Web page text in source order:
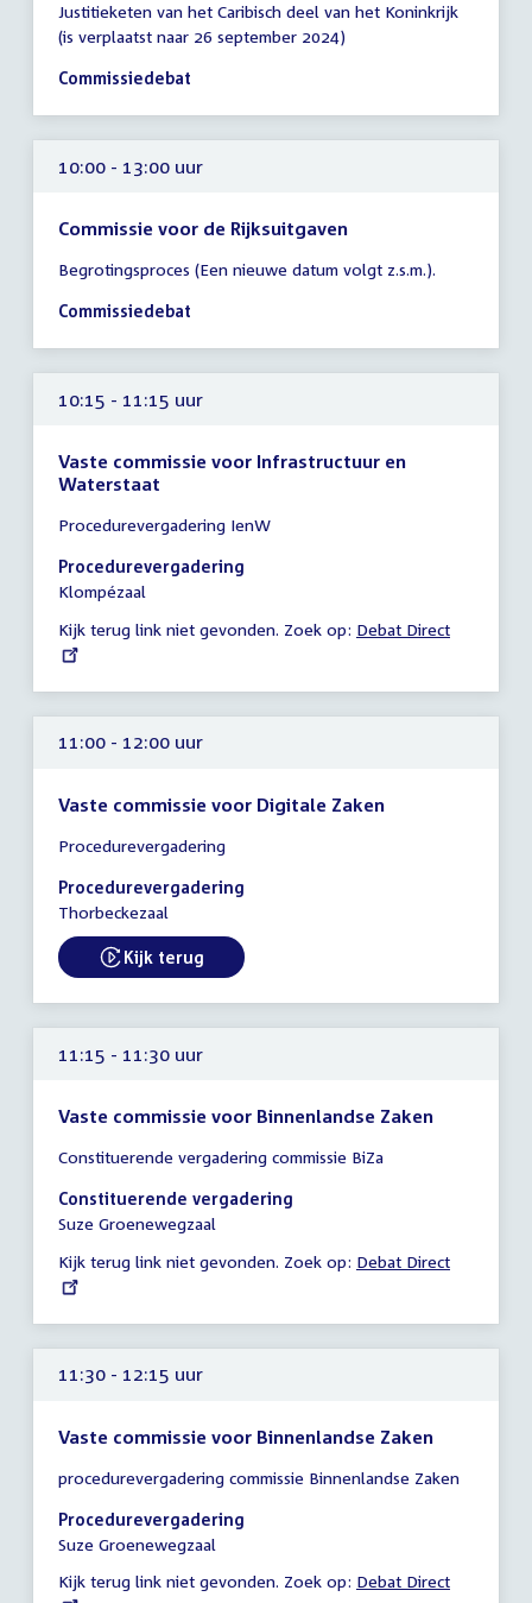
vergadering
10:00
-
uur
Justitieketen van het Caribisch deel van het Koninkrijk
(is verplaatst naar 26 september 2024)
Commissiedebat
10:00 - 13:00 uur
Commissie voor de Rijksuitgaven
vergadering
10:00
13:00
uur
Begrotingsproces (Een nieuwe datum volgt z.s.m.).
Commissiedebat
10:15 - 11:15 uur
Vaste commissie voor Infrastructuur en
Waterstaat
vergadering
10:15
-
uur
Procedurevergadering IenW
Procedurevergadering
Klompézaal
Kijk terug link niet gevonden. Zoek op: External
Debat Direct
11:00 - 12:00 uur
Vaste commissie voor Digitale Zaken
vergadering
11:00
-
uur
Procedurevergadering
Procedurevergadering
Thorbeckezaal
External link:
Kijk terug
11:15 - 11:30 uur
Vaste commissie voor Binnenlandse Zaken
vergadering
11:15
-
uur
Constituerende vergadering commissie BiZa
Constituerende vergadering
Suze Groenewegzaal
Kijk terug link niet gevonden. Zoek op: External
Debat Direct
11:30 - 12:15 uur
Vaste commissie voor Binnenlandse Zaken
vergadering
11:30
-
uur
procedurevergadering commissie Binnenlandse Zaken
Procedurevergadering
Suze Groenewegzaal
Kijk terug link niet gevonden. Zoek op: External
Debat Direct